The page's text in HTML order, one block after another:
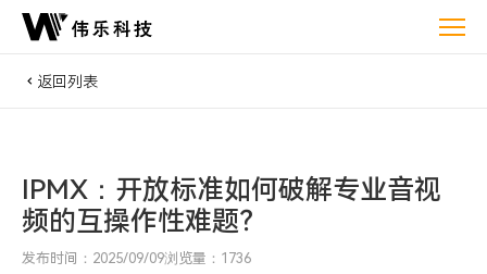
IPMX：
返回列表
IPMX：开放标准如何破解专业音视
频的互操作性难题？
发布时间：2025/09/09浏览量：1736